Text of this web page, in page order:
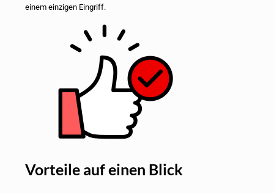
einem einzigen Eingriff.
Vorteile auf einen Blick